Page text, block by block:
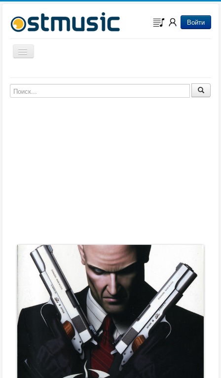
Войти
Включить/выключить навигацию
Музыка из мультфильмов
Музыка из сериалов